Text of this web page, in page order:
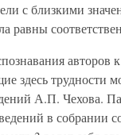
с близкими
равны
здесь трудности
А.П. Чехова.
в собрании